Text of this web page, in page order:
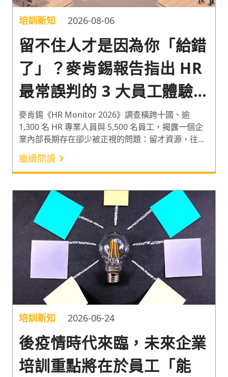
培訓新知 2026-08-06
留不住人才是因為你「給錯
了」？麥肯錫報告指出 HR
最常誤判的 3 大員工體驗盲
區
麥肯錫《HR Monitor 2026》調查橫跨十國、逾
1,300 名 HR 專業人員與 5,500 名員工，揭露一個企
業內部長期存在卻少被正視的問題：留才資源，往往
「給錯了地方」。當薪酬與工作生活平衡的重要性一
年內分別跳升 24 與 12 個百分點，多數企業卻仍把預
算與心力押在培訓時數與制式績效評估上。本文從報
告數據出發，拆解 HR 最常誤判的三大員工體驗盲
區：培訓時數的幻覺、留才誘因的錯估、績效回饋的
匱乏，並提出對應的資源再配置建議，協助企業把有
限資源，投入到員工真正在意的地方。
繼續閱讀
培訓新知 2026-06-24
後疫情時代來臨，未來企業
培訓重點將在於員工「能